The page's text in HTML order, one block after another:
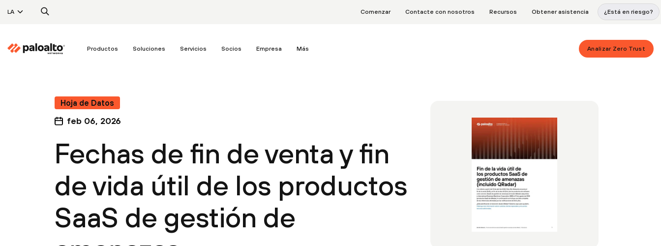
LA Comenzar Contacte con nosotros Recursos Obtener asistencia ¿Está en riesgo?
Productos Soluciones Servicios Socios Empresa Más Analizar Zero Trust
Hoja de Datos
feb 06, 2026
Fechas de fin de venta y fin
de vida útil de los productos
SaaS de gestión de